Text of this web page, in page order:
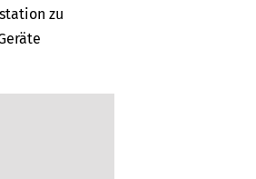
zu